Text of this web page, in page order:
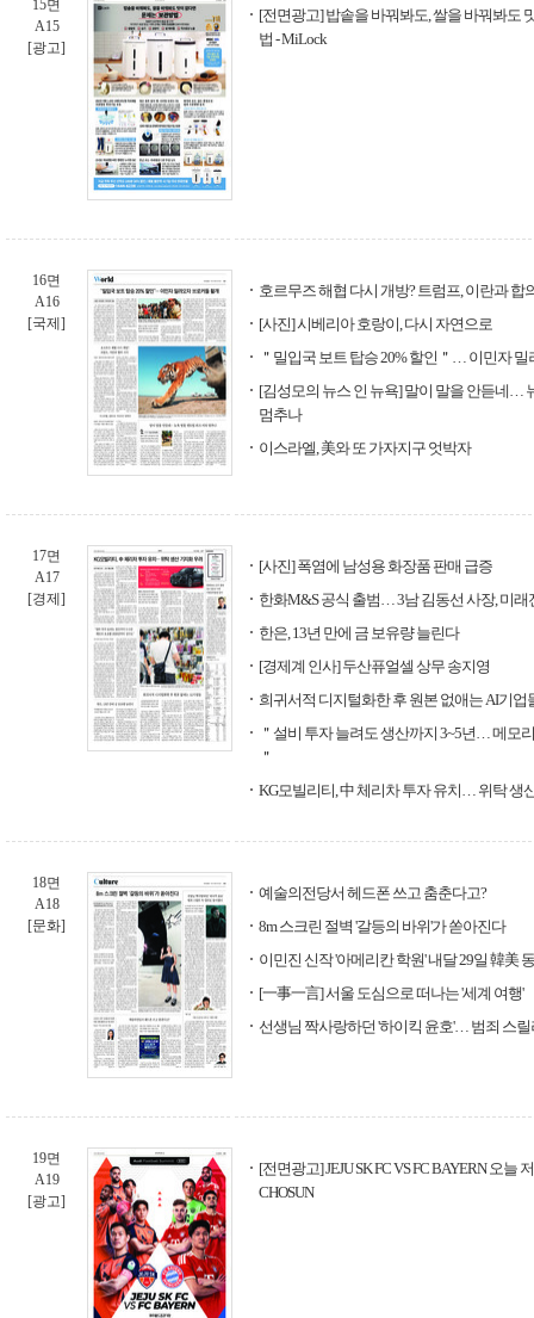
15면
A15
[광고]
[전면광고] 밥솥을 바꿔봐도, 쌀을 바꿔봐도
법 - MiLock
16면
A16
[국제]
호르무즈 해협 다시 개방? 트럼프, 이란과 합
[사진] 시베리아 호랑이, 다시 자연으로
＂밀입국 보트 탑승 20% 할인＂… 이민자
[김성모의 뉴스 인 뉴욕] 말이 말을 안듣네…
멈추나
이스라엘, 美와 또 가자지구 엇박자
17면
A17
[경제]
[사진] 폭염에 남성용 화장품 판매 급증
한화M&S 공식 출범… 3남 김동선 사장, 미래
한은, 13년 만에 금 보유량 늘린다
[경제계 인사] 두산퓨얼셀 상무 송지영
희귀서적 디지털화한 후 원본 없애는 AI기업
＂설비 투자 늘려도 생산까지 3~5년… 메모
＂
KG모빌리티, 中 체리차 투자 유치… 위탁 생
18면
A18
[문화]
예술의전당서 헤드폰 쓰고 춤춘다고?
8m 스크린 절벽 '갈등의 바위'가 쏟아진다
이민진 신작 '아메리칸 학원' 내달 29일 韓美
[一事一言] 서울 도심으로 떠나는 '세계 여행'
선생님 짝사랑하던 '하이킥 윤호'… 범죄 스
19면
A19
[광고]
[전면광고] JEJU SK FC VS FC BAYERN 오늘
CHOSUN